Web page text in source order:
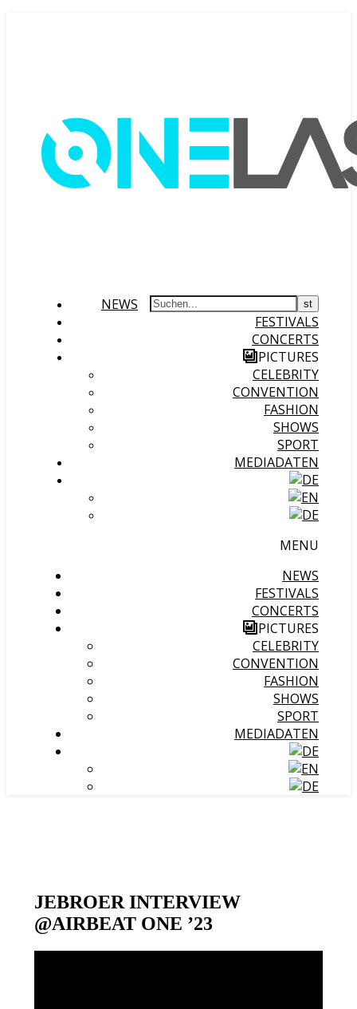
NEWS
FESTIVALS
CONCERTS
PICTURES
CELEBRITY
CONVENTION
FASHION
SHOWS
SPORT
MEDIADATEN
MENU
NEWS
FESTIVALS
CONCERTS
PICTURES
CELEBRITY
CONVENTION
FASHION
SHOWS
SPORT
MEDIADATEN
JEBROER INTERVIEW
@AIRBEAT ONE ’23